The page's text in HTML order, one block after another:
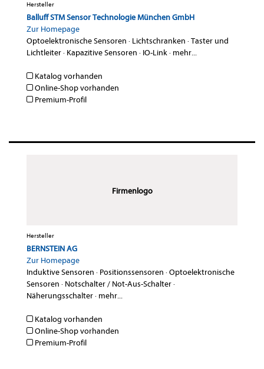
Hersteller
Balluff STM Sensor Technologie München GmbH
Zur Homepage
Optoelektronische Sensoren · Lichtschranken ·Taster und
Lichtleiter· Kapazitive Sensoren · IO-Link· mehr...
Katalog vorhanden
Online-Shop vorhanden
Premium-Profil
Firmenlogo
Hersteller
BERNSTEIN AG
Zur Homepage
Induktive Sensoren · Positionssensoren ·Optoelektronische
Sensoren · Notschalter / Not-Aus-Schalter·
Näherungsschalter· mehr...
Katalog vorhanden
Online-Shop vorhanden
Premium-Profil